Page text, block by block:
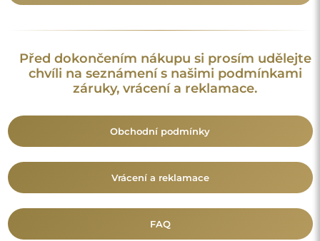
Před dokončením nákupu si prosím udělejte
chvíli na seznámení s našimi podmínkami
záruky, vrácení a reklamace.
Obchodní podmínky
Vrácení a reklamace
FAQ